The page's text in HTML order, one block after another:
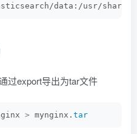
data:/usr/
过export导出为tar文件
> mynginx. tar